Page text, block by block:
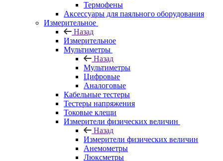
Термофены
Аксессуары для паяльного оборудования
Измерительное
Назад
Измерительное
Мультиметры
Назад
Мультиметры
Цифровые
Аналоговые
Кабельные тестеры
Тестеры напряжения
Токовые клещи
Измерители физических величин
Назад
Измерители физических величин
Анемометры
Люксметры